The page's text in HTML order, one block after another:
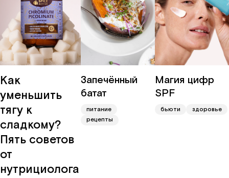
Как
уменьшить
тягу к
сладкому?
Пять советов
от
нутрициолога
Запечённый
батат
питание
рецепты
Магия цифр
SPF
бьюти здоровье